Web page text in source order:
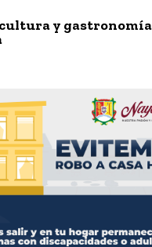
y gastronomía